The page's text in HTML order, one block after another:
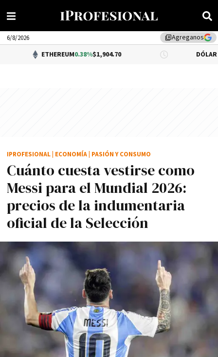
library_addAgreganos
6/8/2026
ETHEREUM0.38%$1,904.70 DÓLAR BNA 0.34%
Cuánto cuesta vestirse como
Messi para el Mundial 2026:
precios de la indumentaria
oficial de la Selección
IPROFESIONAL ECONOMÍA PASIÓN Y CONSUMO